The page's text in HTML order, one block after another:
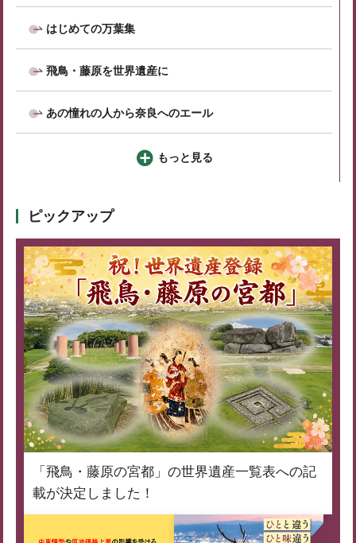
はじめての万葉集
飛鳥・藤原を世界遺産に
あの憧れの人から奈良へのエール
もっと見る
ピックアップ
「飛鳥・藤原の宮都」の世界遺産一覧表への記
載が決定しました！